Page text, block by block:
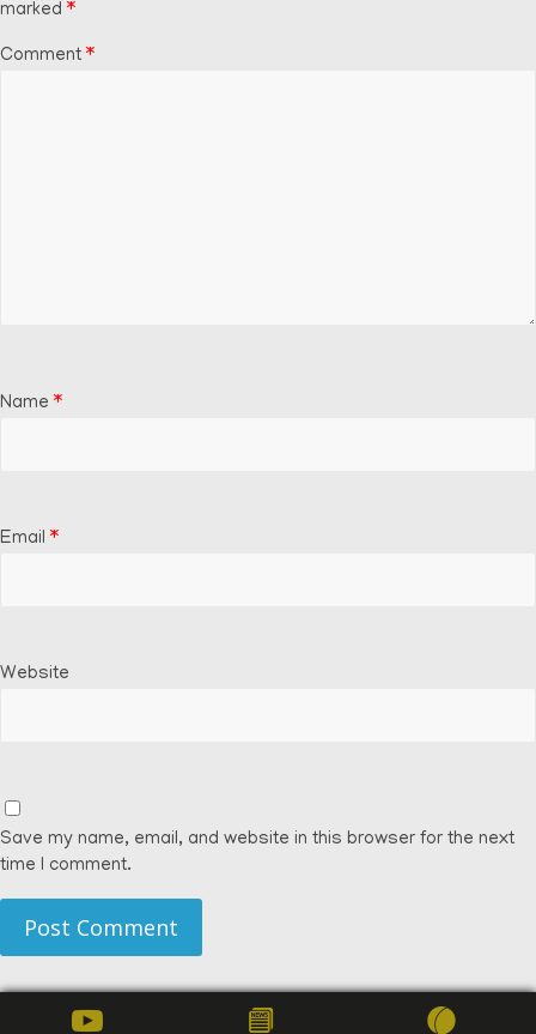
marked *
Comment *
Name *
Email *
Website
Save my name, email, and website in this browser for the next
time I comment.